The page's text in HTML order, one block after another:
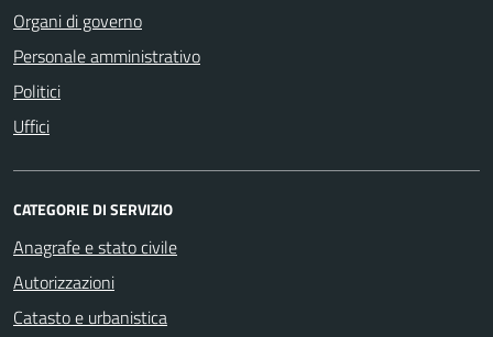
Organi di governo
Personale amministrativo
Politici
Uffici
CATEGORIE DI SERVIZIO
Anagrafe e stato civile
Autorizzazioni
Catasto e urbanistica